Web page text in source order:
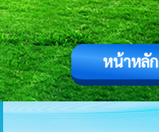
หน้าหลัก